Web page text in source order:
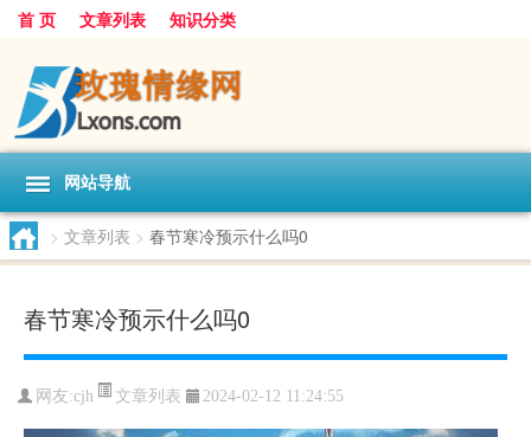
首 页 文章列表 知识分类
网站导航
> 文章列表 > 春节寒冷预示什么吗0
春节寒冷预示什么吗0
网友:cjh 文章列表 2024-02-12 11:24:55